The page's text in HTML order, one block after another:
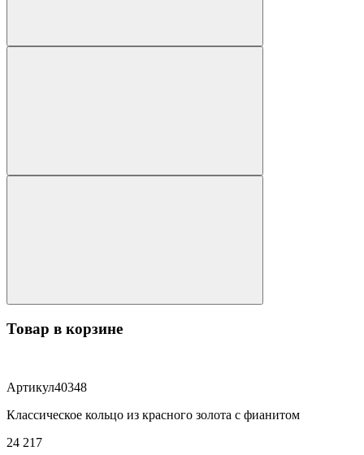
Товар в корзине
Артикул40348
Классическое кольцо из красного золота с фианитом
24 217